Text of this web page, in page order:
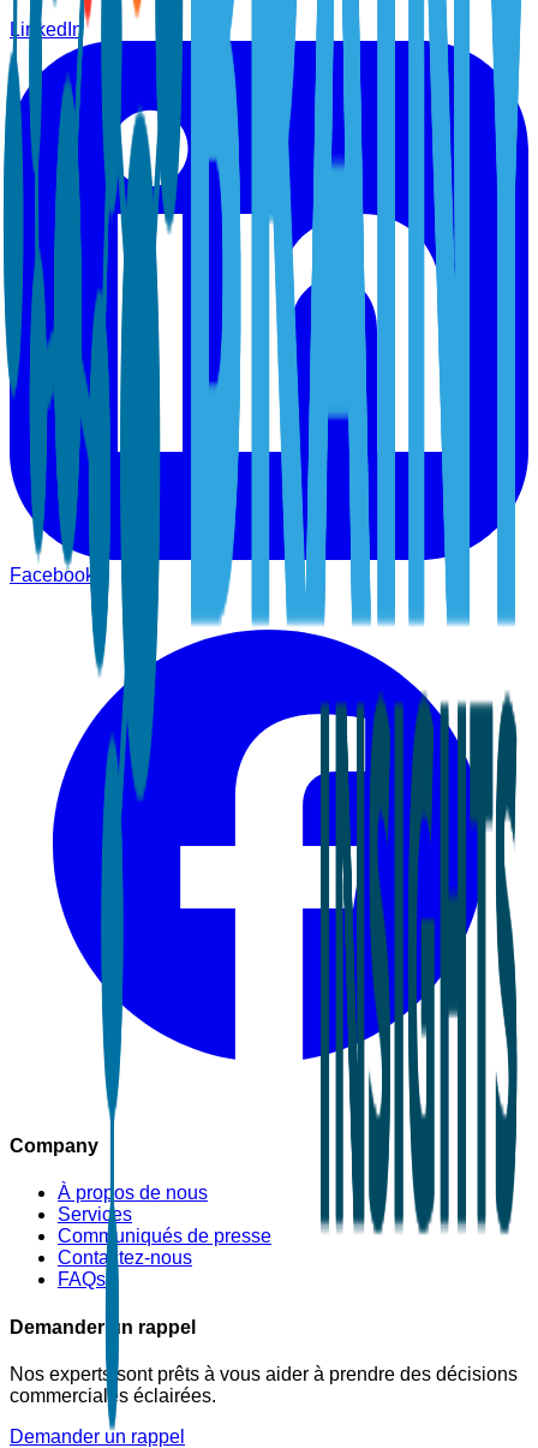
LinkedIn
Facebook
Company
À propos de nous
Services
Communiqués de presse
Contactez-nous
FAQs
Demander un rappel
Nos experts sont prêts à vous aider à prendre des décisions
commerciales éclairées.
Demander un rappel